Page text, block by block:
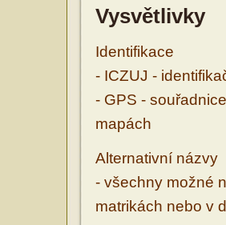
Vysvětlivky
Identifikace
- ICZUJ -
- GPS -
mapách
Alternativní názvy
- všechny možné
matrikách nebo v